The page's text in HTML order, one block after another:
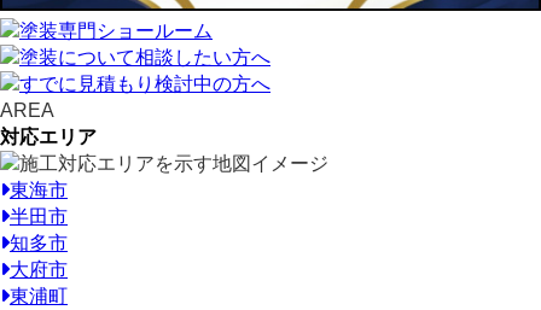
AREA
対応エリア
東海市
半田市
知多市
大府市
東浦町